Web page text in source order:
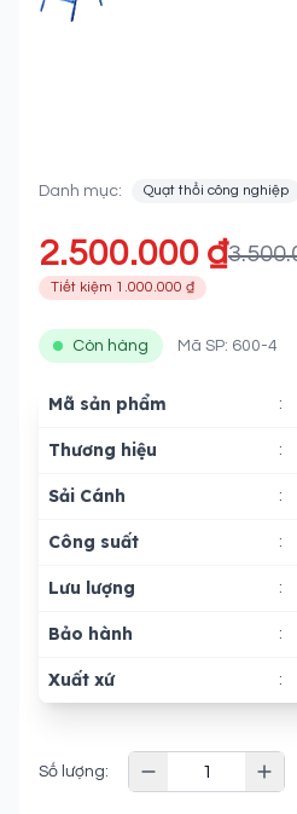
Danh mục: Quạt thổi công nghiệp
2.500.000 ₫
Tiết kiệm 1.000.000 ₫
Còn hàng Mã SP: 600-4
Mã sản phẩm :
Thương hiệu :
Sải Cánh :
Công suất :
Lưu lượng :
Bảo hành :
Xuất xứ :
Số lượng: